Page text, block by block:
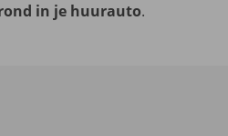
in je huurauto.